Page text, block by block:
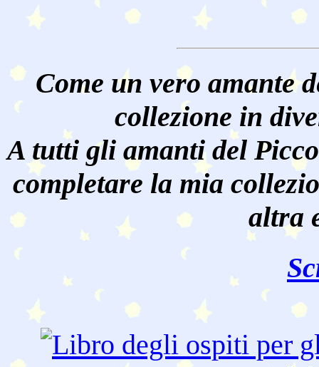
Come un vero amante
collezione in
A tutti gli amanti del
completare la mia
altra